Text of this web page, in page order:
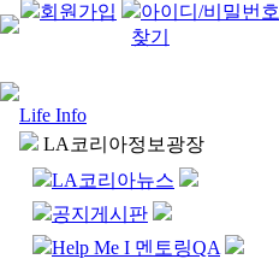
회원가입
아이디/비밀번호
찾기
Life Info
LA코리아정보광장
LA코리아뉴스
공지게시판
Help Me I 멘토링QA